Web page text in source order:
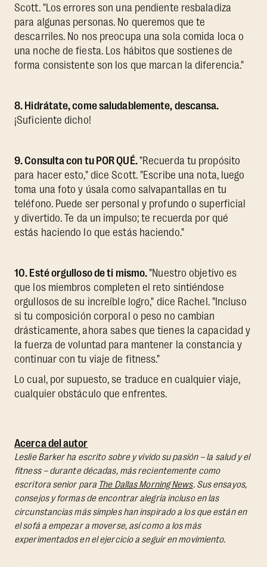
Scott. "Los errores son una pendiente resbaladiza
para algunas personas. No queremos que te
descarriles. No nos preocupa una sola comida loca o
una noche de fiesta. Los hábitos que sostienes de
forma consistente son los que marcan la diferencia."
8. Hidrátate, come saludablemente, descansa.
¡Suficiente dicho!
9. Consulta con tu POR QUÉ."Recuerda tu propósito
para hacer esto," dice Scott. "Escribe una nota, luego
toma una foto y úsala como salvapantallas en tu
teléfono. Puede ser personal y profundo o superficial
y divertido. Te da un impulso; te recuerda por qué
estás haciendo lo que estás haciendo."
10. Esté orgulloso de ti mismo."Nuestro objetivo es
que los miembros completen el reto sintiéndose
orgullosos de su increíble logro," dice Rachel. "Incluso
si tu composición corporal o peso no cambian
drásticamente, ahora sabes que tienes la capacidad y
la fuerza de voluntad para mantener la constancia y
continuar con tu viaje de fitness."
Lo cual, por supuesto, se traduce en cualquier viaje,
cualquier obstáculo que enfrentes.
Acerca del autor
Leslie Barker ha escrito sobre y vivido su pasión – la salud y el
fitness – durante décadas, más recientemente como
escritora senior para The Dallas Morning News. Sus ensayos,
consejos y formas de encontrar alegría incluso en las
circunstancias más simples han inspirado a los que están en
el sofá a empezar a moverse, así como a los más
experimentados en el ejercicio a seguir en movimiento.